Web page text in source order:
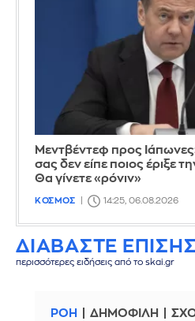
Μεντβέντεφ προς
σας δεν είπε ποιος έριξε
Θα γίνετε «ρόνιν»
ΚΟΣΜΟΣ 14:25, 06.08.2026
ΔΙΑΒΑΣΤΕ ΕΠΙΣΗΣ
περισσότερες ειδήσεις από το skai.gr
ΡΟΗ ΔΗΜΟΦΙΛΗ